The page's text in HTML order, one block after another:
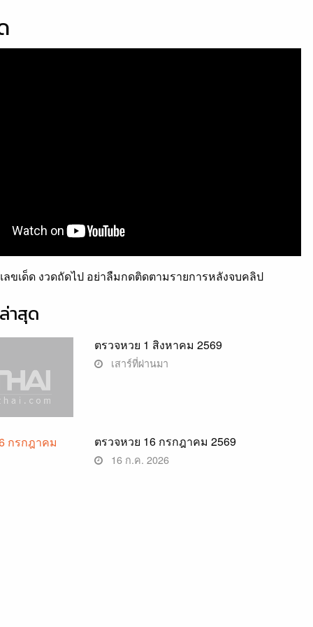
ลขเด็ด งวดถัดไป อย่าลืมกดติดตามรายการหลังจบคลิป
าสุด
ตรวจหวย 1 สิงหาคม 2569
เสาร์ที่ผ่านมา
ตรวจหวย 16 กรกฎาคม 2569
16 ก.ค. 2026